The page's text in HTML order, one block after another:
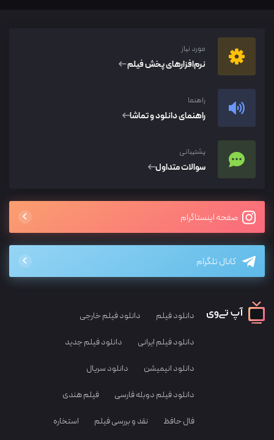
مورد نیاز
نرم‌افزار‌های پخش فیلم
راهنما
راهنمای دانلود و تماشا
پشتیبانی
سوالات متداول
صفحه اینستاگرام
کانال تلگرام
دانلود فیلم دانلود فیلم خارجی
دانلود فیلم ایرانی دانلود فیلم جدید
دانلود انیمیشن دانلود سریال
دانلود فیلم دوبله فارسی فیلم هندی
فال حافظ نقد و بررسی فیلم استخاره